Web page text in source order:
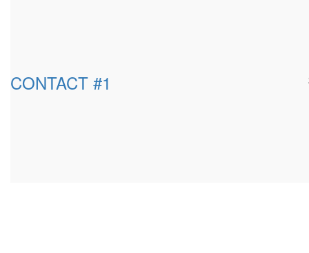
CONTACT #1